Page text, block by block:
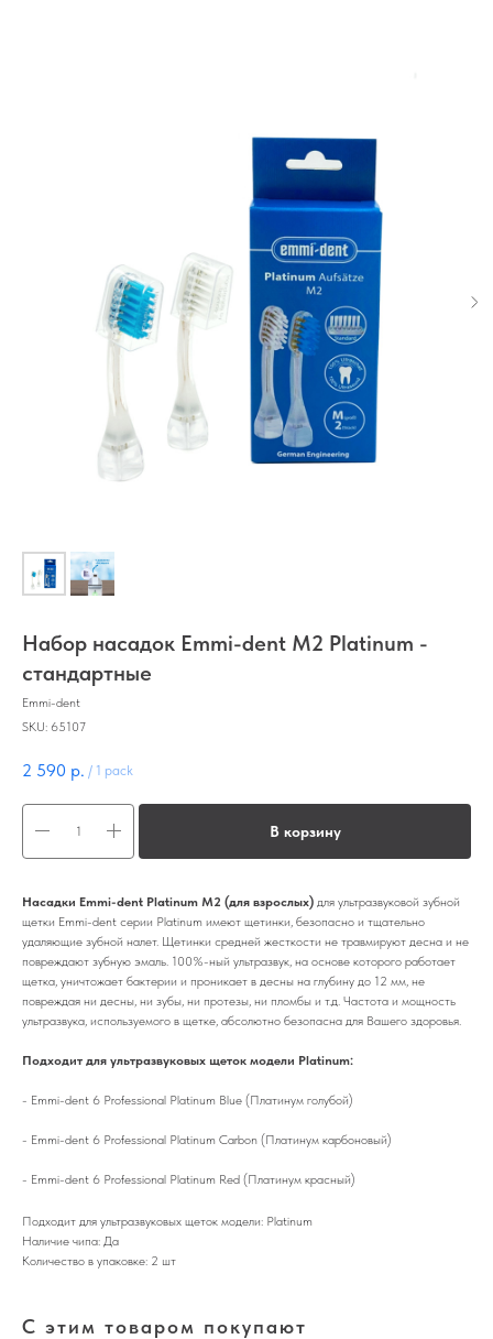
Набор насадок Emmi-dent M2 Platinum -
стандартные
Emmi-dent
SKU: 65107
2 590 р. / 1 pack
В корзину
Насадки Emmi-dent Platinum M2 (для взрослых) для ультразвуковой зубной
щетки Emmi-dent серии Platinum имеют щетинки, безопасно и тщательно
удаляющие зубной налет. Щетинки средней жесткости не травмируют десна и не
повреждают зубную эмаль. 100%-ный ультразвук, на основе которого работает
щетка, уничтожает бактерии и проникает в десны на глубину до 12 мм, не
повреждая ни десны, ни зубы, ни протезы, ни пломбы и т.д. Частота и мощность
ультразвука, используемого в щетке, абсолютно безопасна для Вашего здоровья.
Подходит для ультразвуковых щеток модели Platinum:
- Emmi-dent 6 Professional Platinum Blue (Платинум голубой)
- Emmi-dent 6 Professional Platinum Carbon (Платинум карбоновый)
- Emmi-dent 6 Professional Platinum Red (Платинум красный)
Подходит для ультразвуковых щеток модели: Platinum
Наличие чипа: Да
Количество в упаковке: 2 шт
С этим товаром покупают